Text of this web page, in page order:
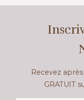
Recevez
GRATUIT